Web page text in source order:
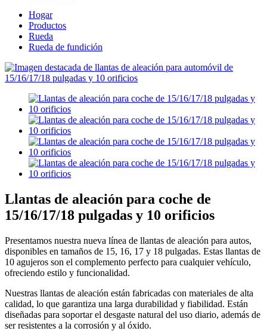
Hogar
Productos
Rueda
Rueda de fundición
Llantas de aleación para coche de
15/16/17/18 pulgadas y 10 orificios
Presentamos nuestra nueva línea de llantas de aleación para autos,
disponibles en tamaños de 15, 16, 17 y 18 pulgadas. Estas llantas de
10 agujeros son el complemento perfecto para cualquier vehículo,
ofreciendo estilo y funcionalidad.
Nuestras llantas de aleación están fabricadas con materiales de alta
calidad, lo que garantiza una larga durabilidad y fiabilidad. Están
diseñadas para soportar el desgaste natural del uso diario, además de
ser resistentes a la corrosión y al óxido.